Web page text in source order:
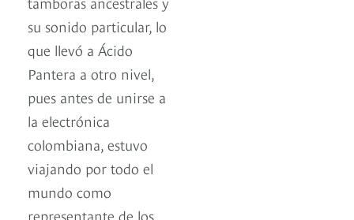
su sonido particular, lo
que llevó a Ácido
Pantera a otro nivel,
pues antes de unirse a
la electrónica
colombiana, estuvo
viajando por todo el
mundo como
representante de los